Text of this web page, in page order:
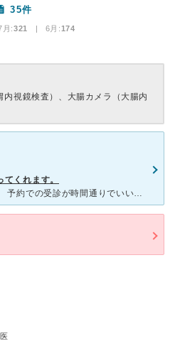
35件
:321 | 6月:174
内視鏡検査）、大腸カメラ（大腸内
くれます。
胃腸の不快感で受診しました。 予約での受診が時間通りでいいと思います。 先生や看護師さんがとても親切でテキパキされていました。 エコー検査をして頂き、その際は気になるところが全部見えたようなので